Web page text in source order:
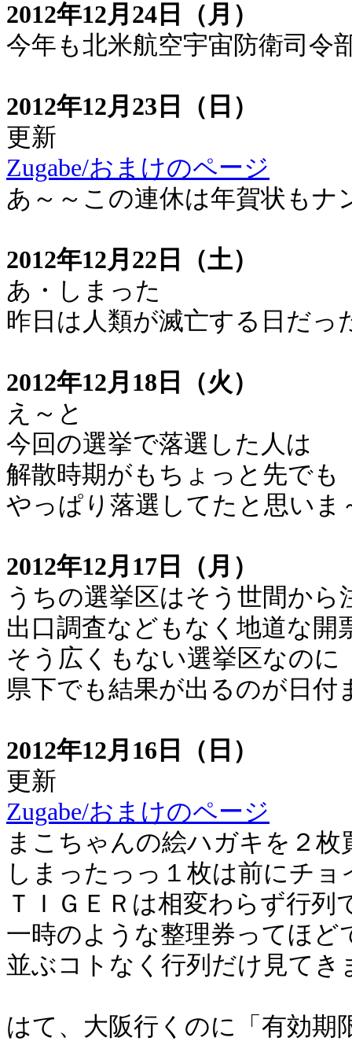
2012年12月24日（月）
今年も北米航空宇宙防衛司令
2012年12月23日（日）
更新
Zugabe/おまけのページ
あ～～この連休は年賀状もナ
2012年12月22日（土）
あ・しまった
昨日は人類が滅亡する日だっ
2012年12月18日（火）
え～と
今回の選挙で落選した人は
解散時期がもちょっと先でも
やっぱり落選してたと思いま
2012年12月17日（月）
うちの選挙区はそう世間から
出口調査などもなく地道な
そう広くもない選挙区なのに
県下でも結果が出るのが日付
2012年12月16日（日）
更新
Zugabe/おまけのページ
まこちゃんの絵ハガキを２枚
しまったっっ１枚は前にチ
ＴＩＧＥＲは相変わらず行列
一時のような整理券ってほ
並ぶコトなく行列だけ見てき
はて、大阪行くのに「有効期